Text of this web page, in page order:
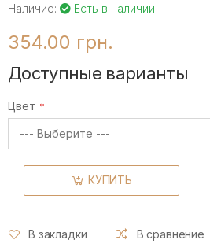
Наличие: Есть в наличии
354.00 грн.
Доступные варианты
Цвет
КУПИТЬ
В закладки В сравнение